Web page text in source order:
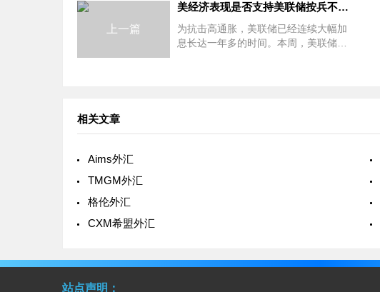
上一篇
美经济表现是否支持美联储按兵不动？
为抗击高通胀，美联储已经连续大幅加
息长达一年多的时间。本周，美联储将
相关文章
Aims外汇
TMGM外汇
格伦外汇
CXM希盟外汇
站点声明：